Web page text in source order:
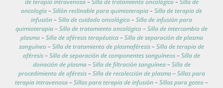
de terapia intravenosa–Silla de tratamiento oncológico –Silla de
oncología–Sillón reclinable para quimioterapia–Silla de terapia de
infusión–Silla de cuidado oncológico –Silla de infusión para
quimioterapia–Silla de tratamiento oncológico –Silla de intercambio de
plasma–Silla de aféresis terapéutica–Silla de separación de plasma
sanguíneo –Silla de tratamiento de plasmaféresis–Silla de terapia de
aféresis–Silla de separación de componentes sanguíneos–Silla de
donación de plasma–Silla de filtración sanguínea–Silla de
procedimiento de aféresis–Silla de recolección de plasma–Sillas para
terapia intravenosa–Sillas para terapia de infusión–Sillas para goteo –